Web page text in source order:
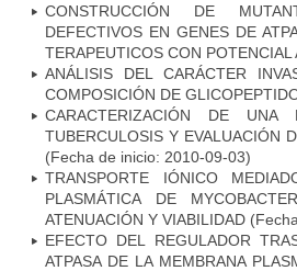
CONSTRUCCIÓN DE
DEFECTIVOS EN GENES DE
TERAPEUTICOS CON
ANÁLISIS DEL CARÁCTER
COMPOSICIÓN DE
CARACTERIZACIÓN DE
TUBERCULOSIS Y EVALUACIÓN
(Fecha de inicio: 2010-09-03)
TRANSPORTE IÓNICO
PLASMÁTICA DE
ATENUACIÓN Y VIABILIDAD
EFECTO DEL REGULADOR
ATPASA DE LA MEMBRANA